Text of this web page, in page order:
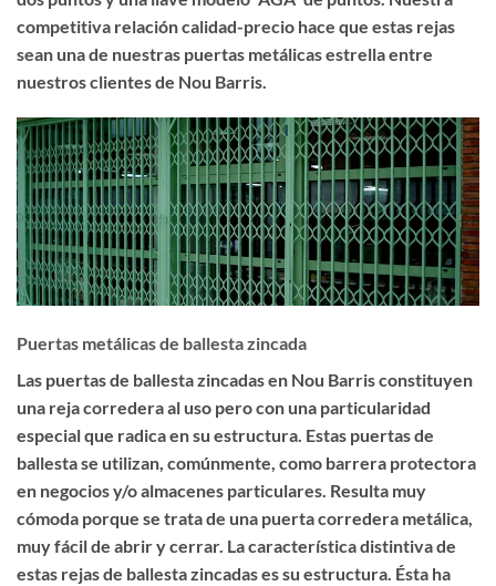
competitiva relación calidad-precio hace que estas rejas
sean una de nuestras puertas metálicas estrella entre
nuestros clientes de Nou Barris.
Puertas metálicas de ballesta zincada
Las puertas de ballesta zincadas en Nou Barrisconstituyen
una reja corredera al uso pero con una particularidad
especial que radica en su estructura. Estas puertas de
ballesta se utilizan, comúnmente, como barrera protectora
en negocios y/o almacenes particulares. Resulta muy
cómoda porque se trata de una puerta corredera metálica,
muy fácil de abrir y cerrar. La característica distintiva de
estas rejas de ballesta zincadas es su estructura. Ésta ha